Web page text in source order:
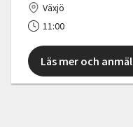
Växjö
11:00
Läs mer och anmäl